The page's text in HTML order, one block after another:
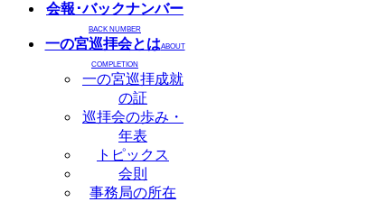
会報･バックナンバー
BACK NUMBER
一の宮巡拝会とはABOUT
COMPLETION
一の宮巡拝成就
の証
巡拝会の歩み・
年表
トピックス
会則
事務局の所在